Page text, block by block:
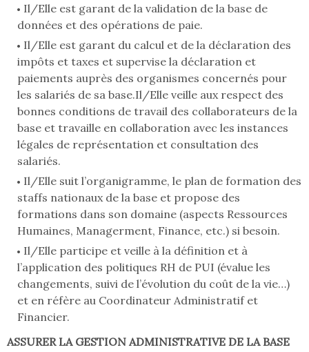
Il/Elle est garant de la validation de la base de
données et des opérations de paie.
Il/Elle est garant du calcul et de la déclaration des
impôts et taxes et supervise la déclaration et
paiements auprès des organismes concernés pour
les salariés de sa base.Il/Elle veille aux respect des
bonnes conditions de travail des collaborateurs de la
base et travaille en collaboration avec les instances
légales de représentation et consultation des
salariés.
Il/Elle suit l’organigramme, le plan de formation des
staffs nationaux de la base et propose des
formations dans son domaine (aspects Ressources
Humaines, Managerment, Finance, etc.) si besoin.
Il/Elle participe et veille à la définition et à
l’application des politiques RH de PUI (évalue les
changements, suivi de l’évolution du coût de la vie…)
et en réfère au Coordinateur Administratif et
Financier.
ASSURER LA GESTION ADMINISTRATIVE DE LA BASE